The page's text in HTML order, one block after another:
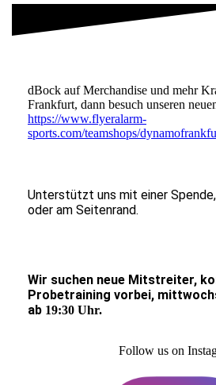
dBock auf Merchandise und mehr
Frankfurt, dann besuch unseren
https://www.flyeralarm-
sports.com/teamshops/
Unterstützt uns mit einer
oder am Seitenrand.
Wir suchen neue Mitstreiter,
Probetraining vorbei,
ab 19:30 Uhr.
Follow us on